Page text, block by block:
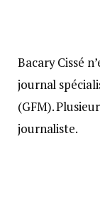
Bacary Cissé
journal
(GFM).
journaliste.